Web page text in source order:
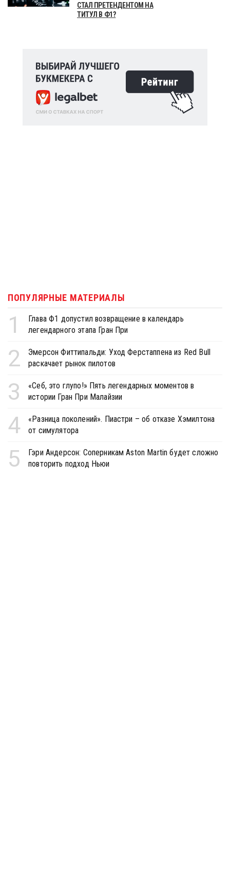
СТАЛ ПРЕТЕНДЕНТОМ НА
ТИТУЛ В Ф1?
ПОПУЛЯРНЫЕ МАТЕРИАЛЫ
1
Глава Ф1 допустил возвращение в календарь
легендарного этапа Гран При
2
Эмерсон Фиттипальди: Уход Ферстаппена из Red Bull
раскачает рынок пилотов
3
«Себ, это глупо!» Пять легендарных моментов в
истории Гран При Малайзии
4
«Разница поколений». Пиастри – об отказе Хэмилтона
от симулятора
5
Гэри Андерсон: Соперникам Aston Martin будет сложно
повторить подход Ньюи